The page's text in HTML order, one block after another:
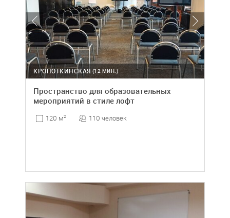
(12 МИН.)
КРОПОТКИНСКАЯ
Пространство для образовательных
мероприятий в стиле лофт
120 м2 110 человек